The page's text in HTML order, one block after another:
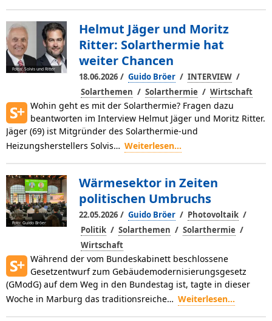
Fotos: Solvis und Ritter
Helmut Jäger und Moritz
Ritter: Solarthermie hat
weiter Chancen
18.06.2026 / Guido Bröer / INTERVIEW /
Solarthemen / Solarthermie / Wirtschaft
Wohin geht es mit der Solarthermie? Fragen dazu
beantworten im Interview Helmut Jäger und Moritz Ritter.
Jäger (69) ist Mitgründer des Solarthermie-und
Heizungsherstellers Solvis… Weiterlesen...
Foto: Guido Bröer
Wärmesektor in Zeiten
politischen Umbruchs
22.05.2026 / Guido Bröer / Photovoltaik /
Politik / Solarthemen / Solarthermie /
Wirtschaft
Während der vom Bundeskabinett beschlossene
Gesetzentwurf zum Gebäudemodernisierungsgesetz
(GModG) auf dem Weg in den Bundestag ist, tagte in dieser
Woche in Marburg das traditionsreiche… Weiterlesen...